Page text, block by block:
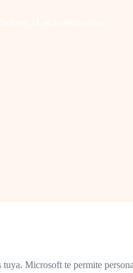
Microsoft te permite